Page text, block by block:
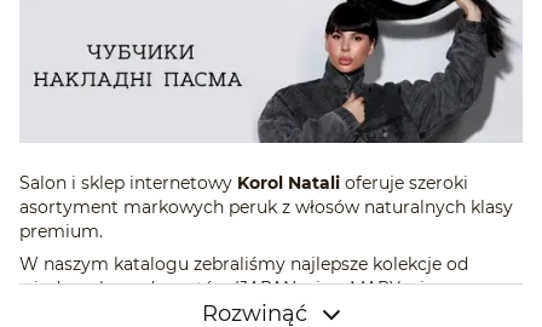
Salon i sklep internetowy Korol Natali oferuje szeroki
asortyment markowych peruk z włosów naturalnych klasy
premium.
W naszym katalogu zebraliśmy najlepsze kolekcje od
wiodących producentów (JAPAN wigs, MARY wigs,
UKRAINE wigs). Do ich tworzenia wykorzystywane są
Rozwinąć